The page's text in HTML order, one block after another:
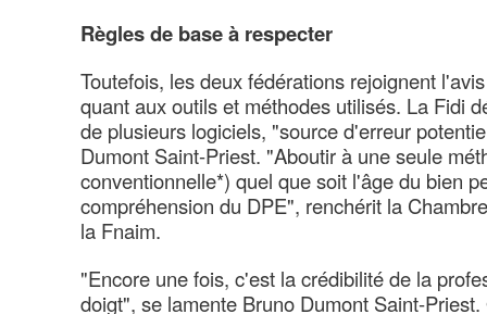
Règles de base à respecter
Toutefois, les deux fédérations rejoignent
quant aux outils et méthodes utilisés. La Fidi
de plusieurs logiciels, "source d'erreur
Dumont Saint-Priest. "Aboutir à une seule
conventionnelle*) quel que soit l'âge du bien
compréhension du DPE", renchérit la
la Fnaim.
"Encore une fois, c'est la crédibilité de la
doigt", se lamente Bruno Dumont Saint-